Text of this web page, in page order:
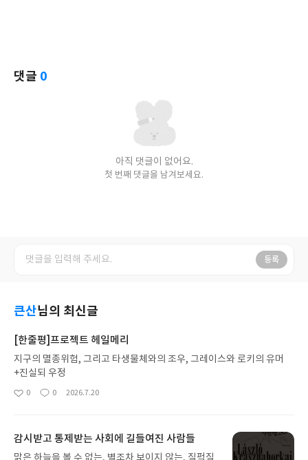
댓글 0
아직 댓글이 없어요.
첫 번째 댓글을 남겨보세요.
등록
큰산님의 최신글
[한줄평]프로젝트 헤일메리
지구의 멸종위험, 그리고 타생물체와의 조우, 그레이스와 로키의 유머
+진실되 우정
좋
0
댓
0
작
2026.7.20
감시받고 통제받는 사회에 길들여진 사람들